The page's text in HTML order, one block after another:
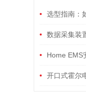
选型指南：
的三相刷卡预
数据采集装
移、通讯中断
Home EMS
方案开口式霍尔